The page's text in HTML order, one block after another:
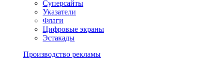
Суперсайты
Указатели
Флаги
Цифровые экраны
Эстакады
Производство рекламы